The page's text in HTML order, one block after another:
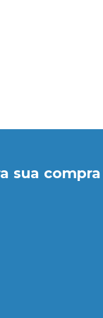
sua compra